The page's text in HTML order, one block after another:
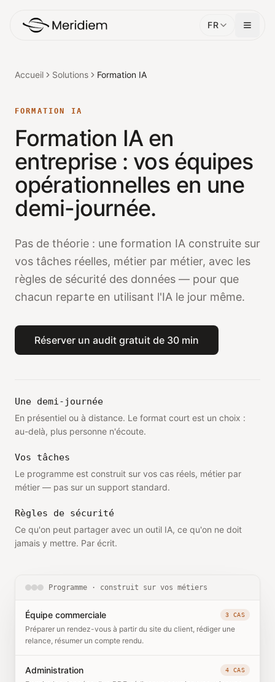
FR
Accueil Solutions Formation IA
FORMATION IA
Formation IA en
entreprise : vos équipes
opérationnelles en une
demi-journée.
Pas de théorie : une formation IA construite sur
vos tâches réelles, métier par métier, avec les
règles de sécurité des données — pour que
chacun reparte en utilisant l'IA le jour même.
Réserver un audit gratuit de 30 min
Une demi-journée
En présentiel ou à distance. Le format court est un choix :
au-delà, plus personne n'écoute.
Vos tâches
Le programme est construit sur vos cas réels, métier par
métier — pas sur un support standard.
Règles de sécurité
Ce qu'on peut partager avec un outil IA, ce qu'on ne doit
jamais y mettre. Par écrit.
Programme · construit sur vos métiers
Équipe commerciale 3 CAS
Préparer un rendez-vous à partir du site du client, rédiger une
relance, résumer un compte rendu.
Administration 4 CAS